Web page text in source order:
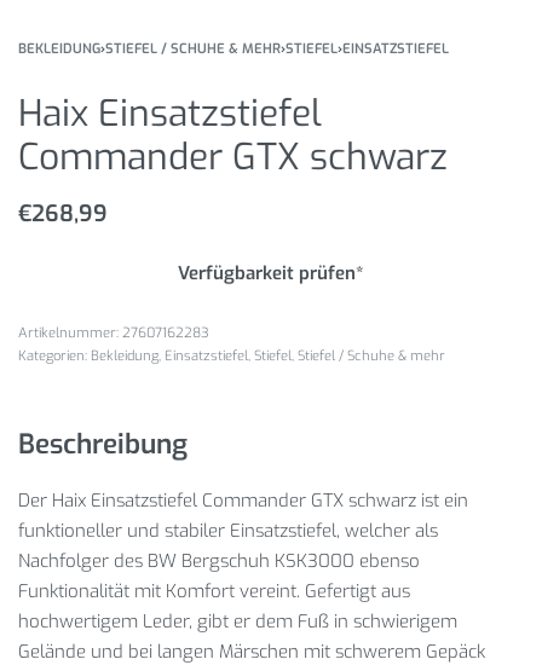
BEKLEIDUNG›STIEFEL / SCHUHE & MEHR›STIEFEL›EINSATZSTIEFEL
Haix Einsatzstiefel
Commander GTX schwarz
€268,99
Verfügbarkeit prüfen*
27607162283
Kategorien: Bekleidung, Einsatzstiefel, Stiefel, Stiefel / Schuhe & mehr
Beschreibung
Der Haix Einsatzstiefel Commander GTX schwarz ist ein
funktioneller und stabiler Einsatzstiefel, welcher als
Nachfolger des BW Bergschuh KSK3000 ebenso
Funktionalität mit Komfort vereint. Gefertigt aus
hochwertigem Leder, gibt er dem Fuß in schwierigem
Gelände und bei langen Märschen mit schwerem Gepäck